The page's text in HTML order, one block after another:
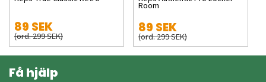
89 SEK
(ord. 299 SEK)
Room
89 SEK
(ord. 299 SEK)
Få hjälp